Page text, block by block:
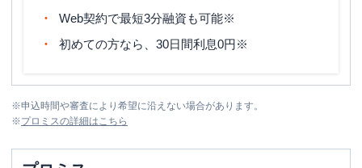
Web契約で最短3分融資も可能※
初めての方なら、30日間利息0円※
※申込時間や審査により希望に沿えない場合があります。
※プロミスの詳細はこちら